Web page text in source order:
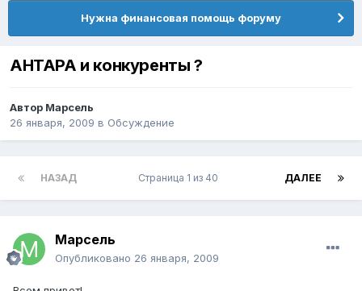
Нужна финансовая помощь форуму
АНТАРА и конкуренты ?
Автор Марсель
26 января, 2009 в Обсуждение
НАЗАД ДАЛЕЕ
Страница 1 из 40
Марсель
Опубликовано 26 января, 2009